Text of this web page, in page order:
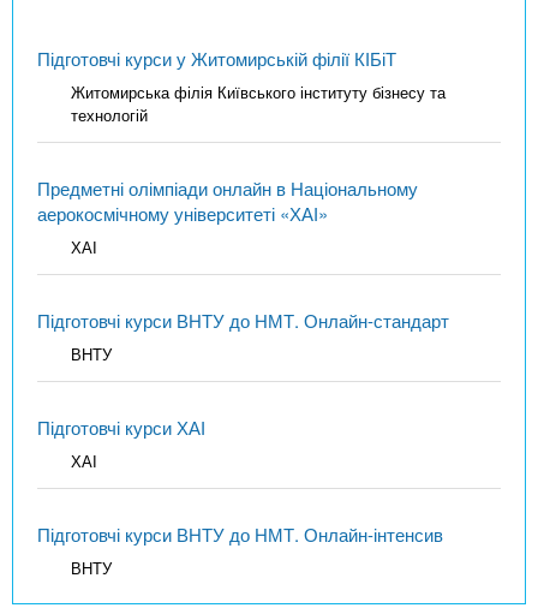
Підготовчі курси у Житомирській філії КІБіТ
Житомирська філія Київського інституту бізнесу та
технологій
Предметні олімпіади онлайн в Національному
аерокосмічному університеті «ХАІ»
ХАІ
Підготовчі курси ВНТУ до НМТ. Онлайн-стандарт
ВНТУ
Підготовчі курси ХАІ
ХАІ
Підготовчі курси ВНТУ до НМТ. Онлайн-інтенсив
ВНТУ